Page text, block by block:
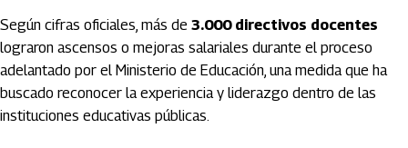
Según cifras oficiales, más de 3.000 directivos docentes
lograron ascensos o mejoras salariales durante el proceso
adelantado por el Ministerio de Educación, una medida que ha
buscado reconocer la experiencia y liderazgo dentro de las
instituciones educativas públicas.